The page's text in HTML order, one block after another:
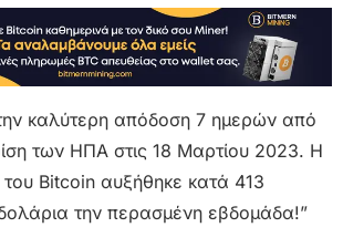
καλύτερη απόδοση 7 ημερών από
των ΗΠΑ στις 18 Μαρτίου 2023. Η
Bitcoin αυξήθηκε κατά 413
την περασμένη εβδομάδα!”